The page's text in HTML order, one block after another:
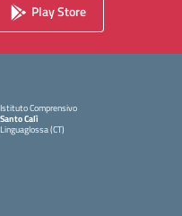
Play Store
Istituto Comprensivo
Santo Calì
Linguaglossa (CT)
— Visita la pagina iniziale della scuola